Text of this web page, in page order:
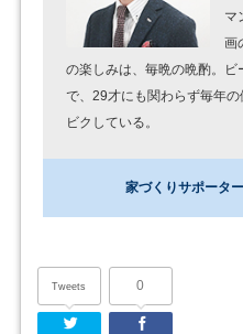
マ
画
の楽しみは、毎晩の晩酌。
で、29才にも関わらず毎年
ビクしている。
家づくりサポータ
Tweets
Twitter
0